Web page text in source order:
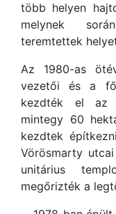
több helyen
melynek
teremtettek
Az 1980-as
vezetői és a
kezdték el az
mintegy 60
kezdtek
Vörösmarty
unitárius
megőrizték a